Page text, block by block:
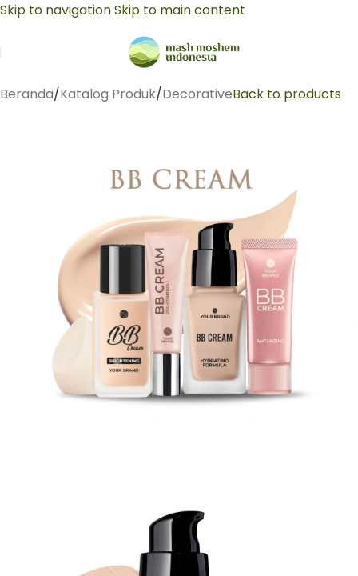
Skip to navigationSkip to main content
Beranda/Katalog Produk/DecorativeBack to products